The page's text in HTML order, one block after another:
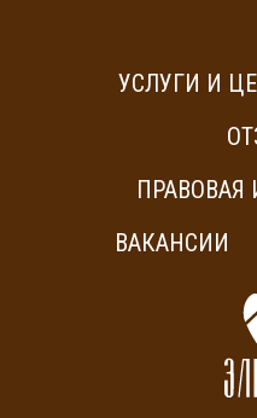
УСЛУГИ И
ВАКАНСИИ